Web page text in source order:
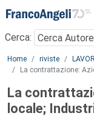
Menu
Cerca:
Main content
Home riviste
La contrattazione:
La
locale;